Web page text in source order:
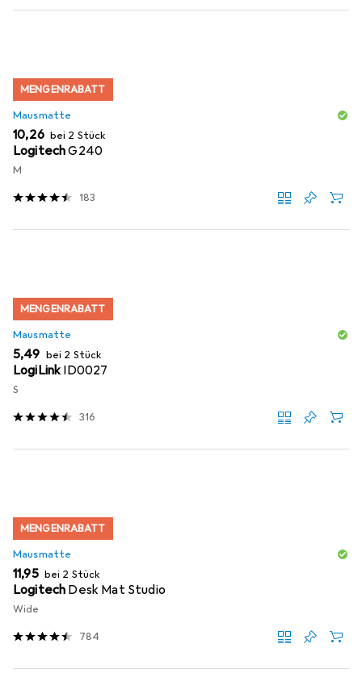
MENGENRABATT
Mausmatte
EUR
10,26 bei 2 Stück
LogitechG240
M
183
MENGENRABATT
Mausmatte
EUR
5,49 bei 2 Stück
LogiLinkID0027
S
316
MENGENRABATT
Mausmatte
EUR
11,95 bei 2 Stück
Logitech Desk Mat Studio
Wide
784